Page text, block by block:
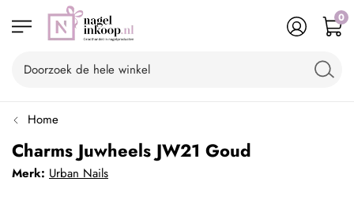
0
Home
Charms Juwheels JW21 Goud
Merk: Urban Nails